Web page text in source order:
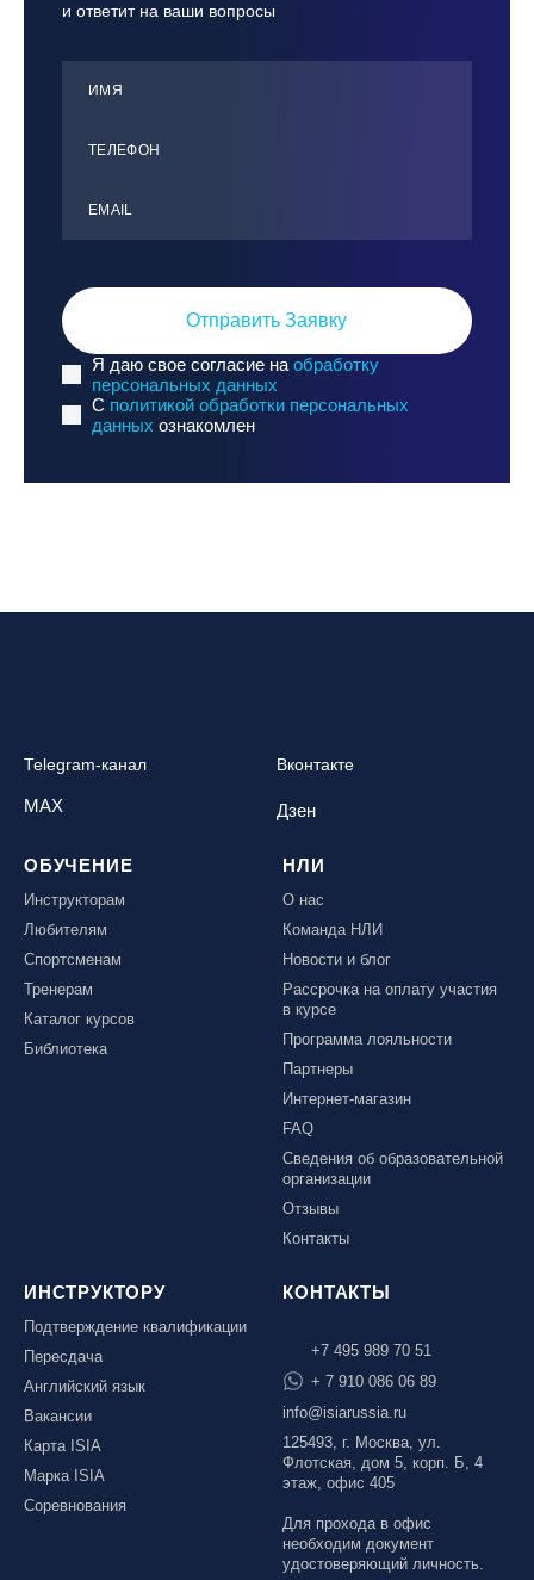
и ответит на ваши вопросы
ИМЯ
ТЕЛЕФОН
ЕMАIL
Отправить Заявку
Я даю свое согласие на обработку
персональных данных
C политикой обработки персональных
данных ознакомлен
Telegram-канал Вконтакте
MAX Дзен
ОБУЧЕНИЕ
Инструкторам
Любителям
Спортсменам
Тренерам
Каталог курсов
Библиотека
НЛИ
О нас
Команда НЛИ
Новости и блог
Рассрочка на оплату участия
в курсе
Программа лояльности
Партнеры
Интернет-магазин
FAQ
Сведения об образовательной
организации
Отзывы
Контакты
ИНСТРУКТОРУ
Подтверждение квалификации
Пересдача
Английский язык
Вакансии
Карта ISIA
Марка ISIA
Соревнования
КОНТАКТЫ
+7 495 989 70 51
+ 7 910 086 06 89
info@isiarussia.ru
125493, г. Москва, ул.
Флотская, дом 5, корп. Б, 4
этаж, офис 405
Для прохода в офис
необходим документ
удостоверяющий личность.